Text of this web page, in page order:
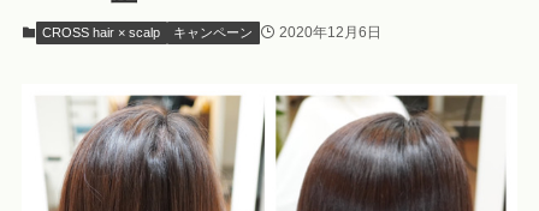
CROSS hair × scalp キャンペーン 2020年12月6日